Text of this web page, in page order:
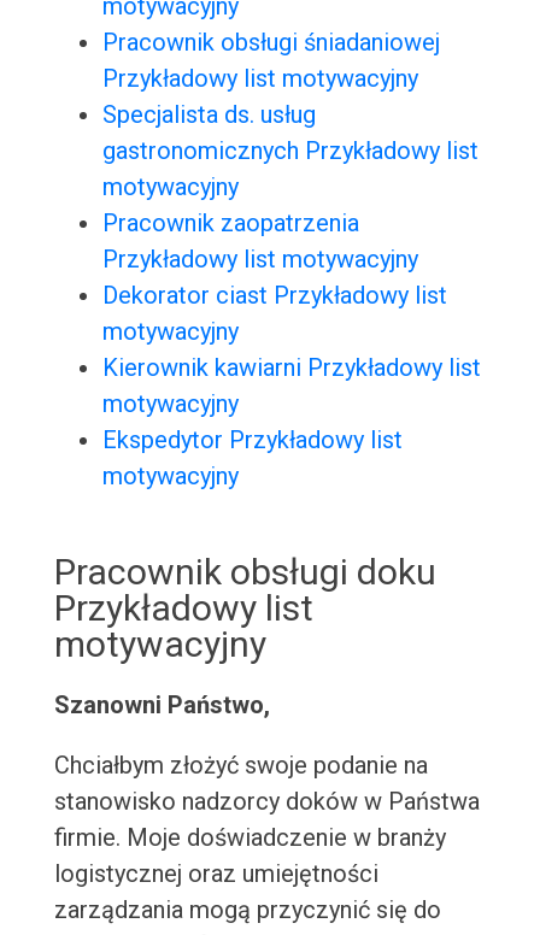
motywacyjny
Pracownik obsługi śniadaniowej
Przykładowy list motywacyjny
Specjalista ds. usług
gastronomicznych Przykładowy list
motywacyjny
Pracownik zaopatrzenia
Przykładowy list motywacyjny
Dekorator ciast Przykładowy list
motywacyjny
Kierownik kawiarni Przykładowy list
motywacyjny
Ekspedytor Przykładowy list
motywacyjny
Pracownik obsługi doku
Przykładowy list
motywacyjny
Szanowni Państwo,
Chciałbym złożyć swoje podanie na
stanowisko nadzorcy doków w Państwa
firmie. Moje doświadczenie w branży
logistycznej oraz umiejętności
zarządzania mogą przyczynić się do